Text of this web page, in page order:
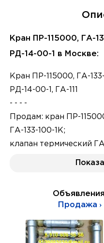
Кран ПР-115000, ГА-
РД-14-00-1 в Москве:
Кран ПР-115000, ГА-
РД-14-00-1, ГА-111
- - - -
Продам: кран ПР-
ГА-133-100-1К;
клапан термический
термический ГА-133-
клапан РД-14-00-1;
Продам: кран ГА-165/
ГА-140; кран ГА-142/1;
Продажа